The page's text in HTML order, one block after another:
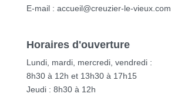
E-mail : accueil@creuzier-le-vieux.com
Horaires d'ouverture
Lundi, mardi, mercredi, vendredi :
8h30 à 12h et 13h30 à 17h15
Jeudi : 8h30 à 12h